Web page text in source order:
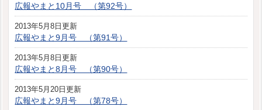
広報やまと10月号 （第92号）
2013年5月8日更新
広報やまと9月号 （第91号）
2013年5月8日更新
広報やまと8月号 （第90号）
2013年5月20日更新
広報やまと9月号 （第78号）